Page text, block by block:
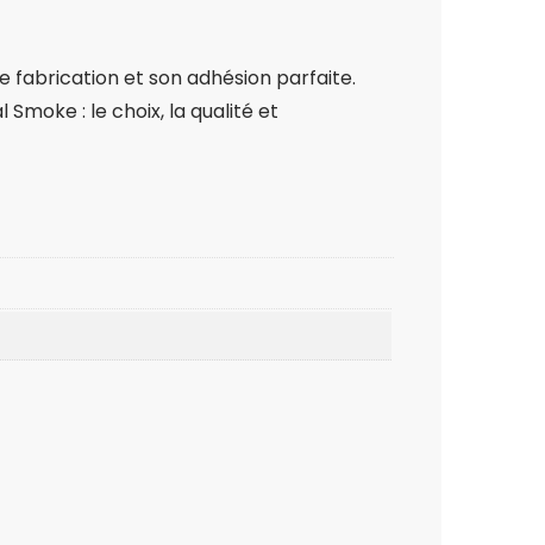
fabrication et son adhésion parfaite.
: le choix, la qualité et